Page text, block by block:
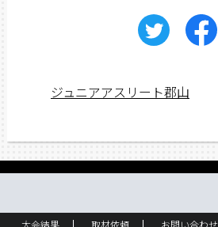
ジュニアアスリート郡山